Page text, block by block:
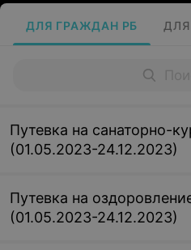
ДЛЯ ГРАЖДАН РБ
Путевка на санаторно-
(01.05.2023-24.12.2023)
Путевка на
(01.05.2023-24.12.2023)